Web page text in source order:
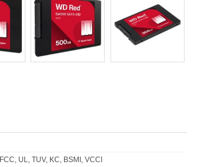
FCC, UL, TUV, KC, BSMI, VCCI